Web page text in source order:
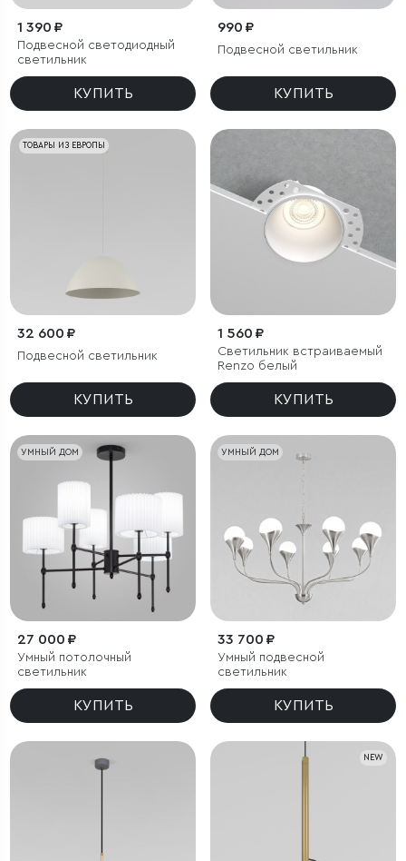
1 390 ₽
Подвесной светодиодный
светильник
КУПИТЬ
990 ₽
Подвесной светильник
КУПИТЬ
ТОВАРЫ ИЗ ЕВРОПЫ
32 600 ₽
Подвесной светильник
КУПИТЬ
1 560 ₽
Светильник встраиваемый
Renzo белый
КУПИТЬ
УМНЫЙ ДОМ
27 000 ₽
Умный потолочный
светильник
КУПИТЬ
УМНЫЙ ДОМ
33 700 ₽
Умный подвесной
светильник
КУПИТЬ
NEW